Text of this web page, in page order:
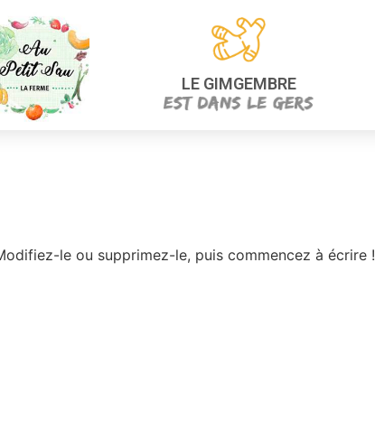
LE GIMGEMBRE
le ou supprimez-le, puis commencez à écrire !